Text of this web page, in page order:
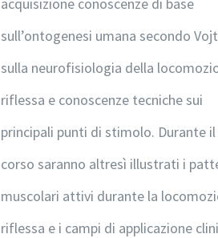
sull’ontogenesi umana secondo
sulla neurofisiologia della
riflessa e conoscenze tecniche sui
principali punti di stimolo. Durante il
corso saranno altresì illustrati i
muscolari attivi durante la
riflessa e i campi di applicazione